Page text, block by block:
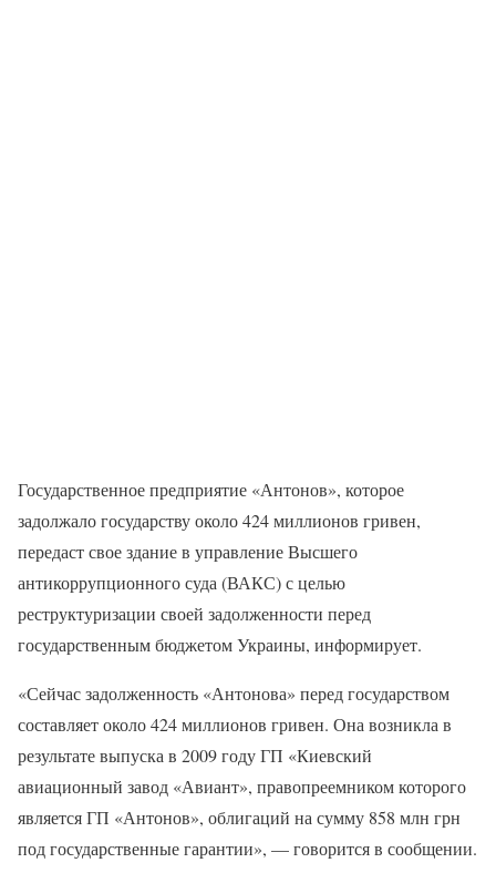
Государственное предприятие «Антонов», которое
задолжало государству около 424 миллионов гривен,
передаст свое здание в управление Высшего
антикоррупционного суда (ВАКС) с целью
реструктуризации своей задолженности перед
государственным бюджетом Украины, информирует.
«Сейчас задолженность «Антонова» перед государством
составляет около 424 миллионов гривен. Она возникла в
результате выпуска в 2009 году ГП «Киевский
авиационный завод «Авиант», правопреемником которого
является ГП «Антонов», облигаций на сумму 858 млн грн
под государственные гарантии», — говорится в сообщении.